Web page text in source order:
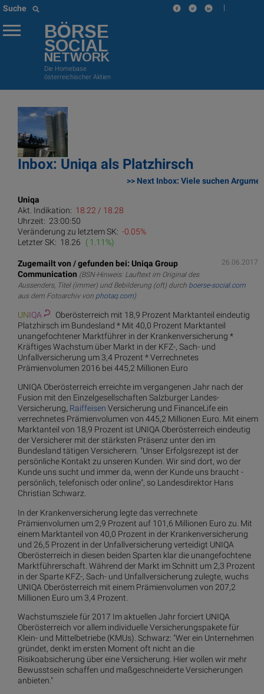
Suche |
BÖRSE
SOCIAL
NETWORK
Die Homebase
österreichischer Aktien
Inbox: Uniqa als Platzhirsch
>> Next Inbox: Viele suchen
Uniqa
Akt. Indikation: 18.22 / 18.28
Uhrzeit: 23:00:50
Veränderung zu letztem SK: -0.05%
Letzter SK: 18.26 ( 1.11%)
26.06.2017
Zugemailt von / gefunden bei: Uniqa Group
Communication (BSN-Hinweis: Lauftext im Original des
Aussenders, Titel (immer) und Bebilderung (oft) durch boerse-social.com
aus dem Fotoarchiv von photaq.com)
UNIQA
Oberösterreich mit 18,9 Prozent Marktanteil eindeutig
Platzhirsch im Bundesland * Mit 40,0 Prozent Marktanteil
unangefochtener Marktführer in der Krankenversicherung *
Kräftiges Wachstum über Markt in der KFZ-, Sach- und
Unfallversicherung um 3,4 Prozent * Verrechnetes
Prämienvolumen 2016 bei 445,2 Millionen Euro
UNIQA Oberösterreich erreichte im vergangenen Jahr nach der
Fusion mit den Einzelgesellschaften Salzburger Landes-
Versicherung, Raiffeisen Versicherung und FinanceLife ein
verrechnetes Prämienvolumen von 445,2 Millionen Euro. Mit einem
Marktanteil von 18,9 Prozent ist UNIQA Oberösterreich eindeutig
der Versicherer mit der stärksten Präsenz unter den im
Bundesland tätigen Versicherern. "Unser Erfolgsrezept ist der
persönliche Kontakt zu unseren Kunden. Wir sind dort, wo der
Kunde uns sucht und immer da, wenn der Kunde uns braucht -
persönlich, telefonisch oder online", so Landesdirektor Hans
Christian Schwarz.
In der Krankenversicherung legte das verrechnete
Prämienvolumen um 2,9 Prozent auf 101,6 Millionen Euro zu. Mit
einem Marktanteil von 40,0 Prozent in der Krankenversicherung
und 26,5 Prozent in der Unfallversicherung verteidigt UNIQA
Oberösterreich in diesen beiden Sparten klar die unangefochtene
Marktführerschaft. Während der Markt im Schnitt um 2,3 Prozent
in der Sparte KFZ-, Sach- und Unfallversicherung zulegte, wuchs
UNIQA Oberösterreich mit einem Prämienvolumen von 207,2
Millionen Euro um 3,4 Prozent.
Wachstumsziele für 2017 Im aktuellen Jahr forciert UNIQA
Oberösterreich vor allem individuelle Versicherungspakete für
Klein- und Mittelbetriebe (KMUs). Schwarz: "Wer ein Unternehmen
gründet, denkt im ersten Moment oft nicht an die
Risikoabsicherung über eine Versicherung. Hier wollen wir mehr
Bewusstsein schaffen und maßgeschneiderte Versicherungen
anbieten."